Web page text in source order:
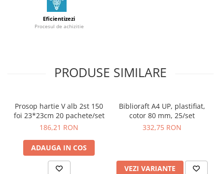
Eficientizezi
Procesul de achizitie
PRODUSE SIMILARE
Prosop hartie V alb 2st 150
foi 23*23cm 20 pachete/set
186,21 RON
ADAUGA IN COS
Biblioraft A4 UP, plastifiat,
cotor 80 mm, 25/set
332,75 RON
VEZI VARIANTE